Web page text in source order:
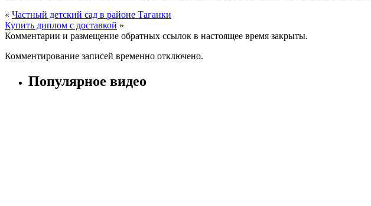
« Частный детский сад в районе Таганки
Купить диплом с доставкой »
Комментарии и размещение обратных ссылок в настоящее время закрыты.
Комментирование записей временно отключено.
Популярное видео